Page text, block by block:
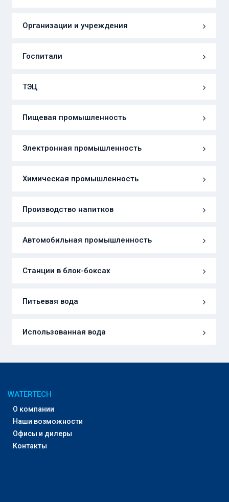
Организации и учреждения
Госпитали
ТЭЦ
Пищевая промышленность
Электронная промышленность
Химическая промышленность
Производство напитков
Автомобильная промышленность
Станции в блок-боксах
Питьевая вода
Использованная вода
WATERTECH
О компании
Наши возможности
Офисы и дилеры
Контакты